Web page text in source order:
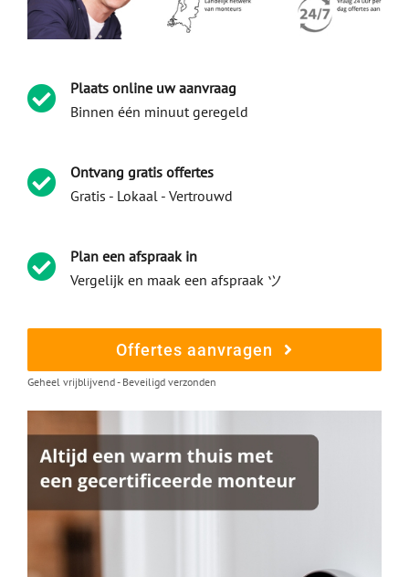
Plaats online uw aanvraag
Binnen één minuut geregeld
Ontvang gratis offertes
Gratis - Lokaal - Vertrouwd
Plan een afspraak in
Vergelijk en maak een afspraak ツ
Offertes aanvragen
Geheel vrijblijvend - Beveiligd verzonden